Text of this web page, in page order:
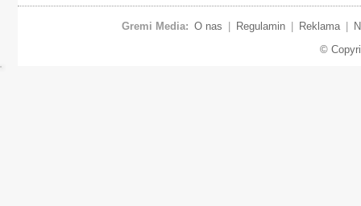
Gremi Media: O nas Regulamin Reklama
©